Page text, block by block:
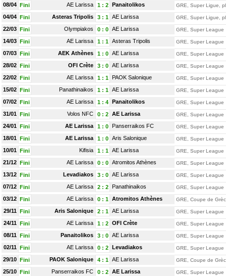
08/04 Fini AE Larissa 1: 2 Panaitolikos GRE, Super Ligue,
04/04 Fini Asteras Tripolis 3: 1 AE Larissa GRE, Super Ligue,
22/03 Fini Olympiakos 0: 0 AE Larissa GRE, Super League
14/03 Fini AE Larissa 1: 1 Asteras Tripolis GRE, Super League
07/03 Fini AEK Athènes 1: 0 AE Larissa GRE, Super League
28/02 Fini OFI Crète 3: 0 AE Larissa GRE, Super League
22/02 Fini AE Larissa 1: 1 PAOK Salonique GRE, Super League
15/02 Fini Panathinaikos 1: 1 AE Larissa GRE, Super League
07/02 Fini AE Larissa 1: 4 Panaitolikos GRE, Super League
31/01 Fini Volos NFC 0: 2 AE Larissa GRE, Super League
24/01 Fini AE Larissa 1: 0 Panserraikos FC GRE, Super League
18/01 Fini AE Larissa 1: 0 Aris Salonique GRE, Super League
10/01 Fini Kifisia 1: 1 AE Larissa GRE, Super League
21/12 Fini AE Larissa 0: 0 Atromitos Athènes GRE, Super League
13/12 Fini Levadiakos 3: 0 AE Larissa GRE, Super League
07/12 Fini AE Larissa 2: 2 Panathinaikos GRE, Super League
03/12 Fini AE Larissa 0: 1 Atromitos Athènes GRE, Coupe de
29/11 Fini Aris Salonique 2: 1 AE Larissa GRE, Super League
24/11 Fini AE Larissa 1: 2 OFI Crète GRE, Super League
08/11 Fini Panaitolikos 3: 0 AE Larissa GRE, Super League
02/11 Fini AE Larissa 0: 2 Levadiakos GRE, Super League
29/10 Fini PAOK Salonique 4: 1 AE Larissa GRE, Coupe de
25/10 Fini Panserraikos FC 0: 2 AE Larissa GRE, Super League